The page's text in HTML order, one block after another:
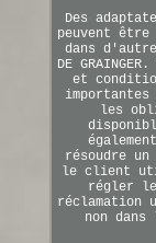
Des
peuvent être
dans d'autres
DE
et
les
résoudre
le client
régler
réclamation
non